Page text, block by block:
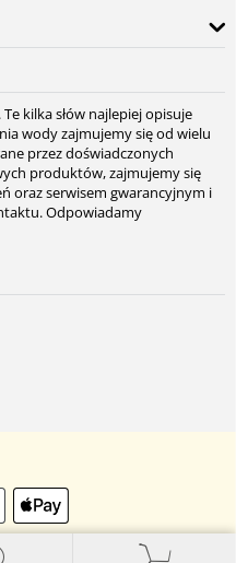
kilka słów najlepiej opisuje
wody zajmujemy się od wielu
przez doświadczonych
produktów, zajmujemy się
oraz serwisem gwarancyjnym i
Odpowiadamy